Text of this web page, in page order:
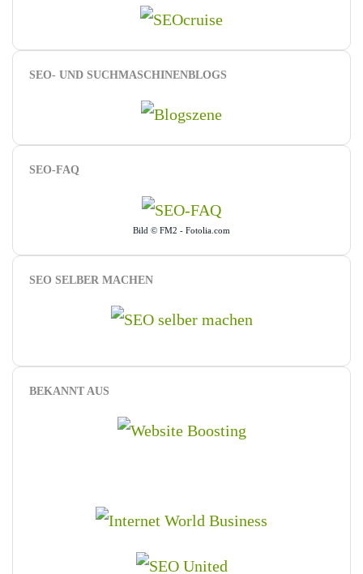
SEO- UND SUCHMASCHINENBLOGS
SEO-FAQ
Bild © FM2 - Fotolia.com
SEO SELBER MACHEN
BEKANNT AUS